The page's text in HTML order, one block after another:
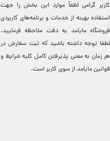
کاربر گرامی لطفاً موارد این بخش را جهت
استفاده بهینه از خدمات و برنامه‌‏های کاربردی
فروشگاه مایامد به دقت ملاحظه فرمایید.
لطفا توجه داشته باشید که ثبت سفارش در
هر زمان به معنی پذیرفتن کامل کلیهشرایط و
قوانین مایامداز سوی کاربر است.